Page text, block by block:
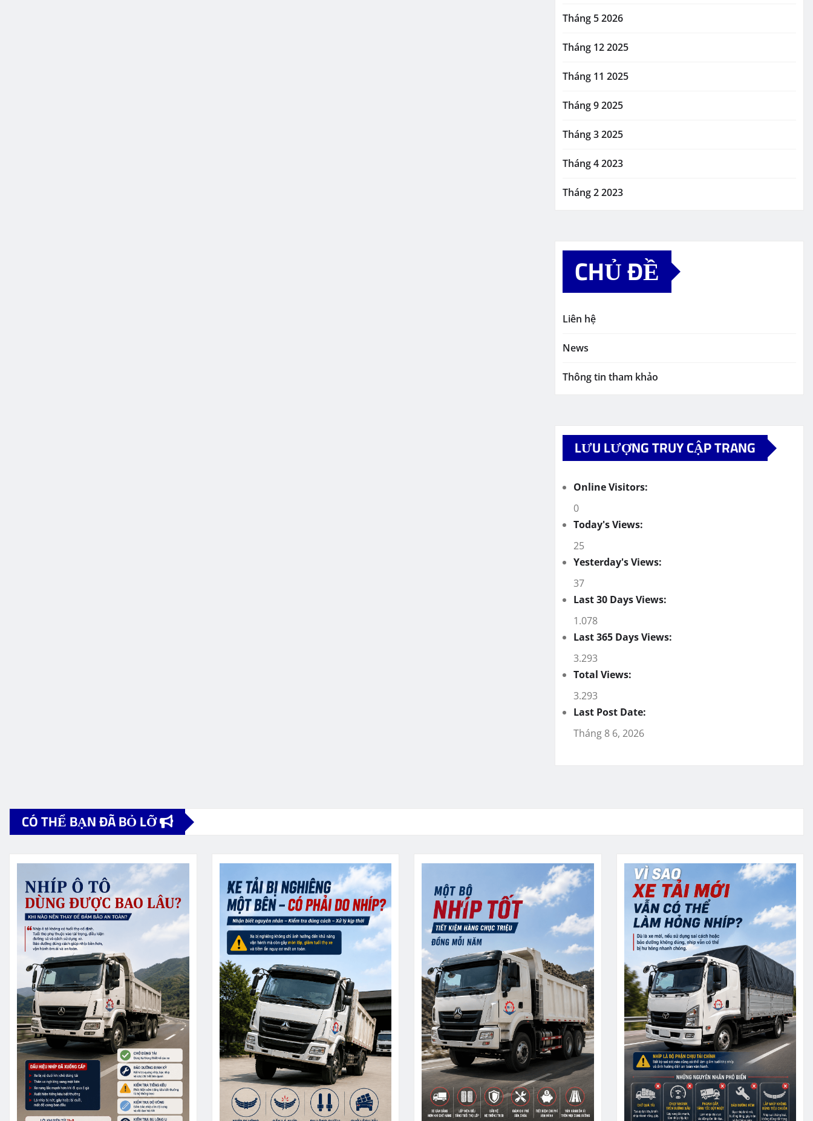
Tháng 5 2026
Tháng 12 2025
Tháng 11 2025
Tháng 9 2025
Tháng 3 2025
Tháng 4 2023
Tháng 2 2023
CHỦ ĐỀ
Liên hệ
News
Thông tin tham khảo
LƯU LƯỢNG TRUY CẬP TRANG
Online Visitors:
0
Today's Views:
25
Yesterday's Views:
37
Last 30 Days Views:
1.078
Last 365 Days Views:
3.293
Total Views:
3.293
Last Post Date:
Tháng 8 6, 2026
CÓ THỂ BẠN ĐÃ BỎ LỠ